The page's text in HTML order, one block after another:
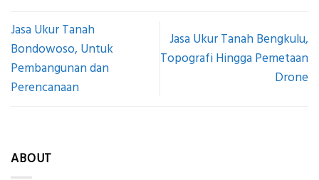
Jasa Ukur Tanah
Bondowoso, Untuk
Pembangunan dan
Perencanaan
Jasa Ukur Tanah Bengkulu,
Topografi Hingga Pemetaan
Drone
ABOUT